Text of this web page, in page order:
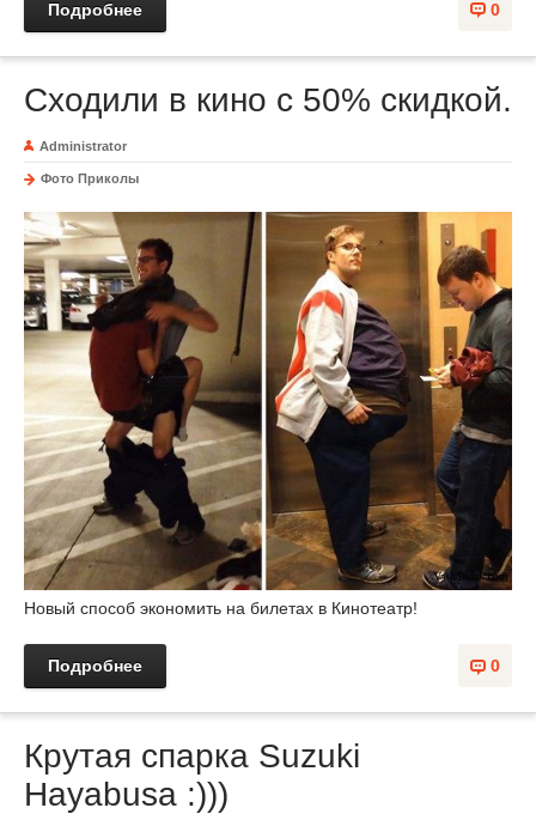
0
Подробнее
Сходили в кино с 50% скидкой.
Administrator
Фото Приколы
Новый способ экономить на билетах в Кинотеатр!
0
Подробнее
Крутая спарка Suzuki
Hayabusa :)))